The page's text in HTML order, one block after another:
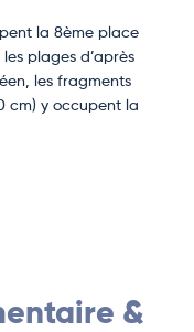
la 8ème place
plages d’après
les fragments
cm) y occupent la
&